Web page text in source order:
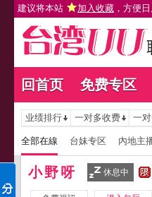
建议将本站 加入收藏 ，方便
回首页 免费专区
业绩排行 一对多收费 一
全部在線 台妹专区 內地主
小野呀 休息中